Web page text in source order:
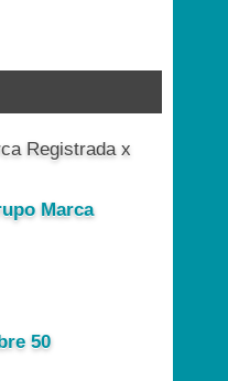
Marca
50